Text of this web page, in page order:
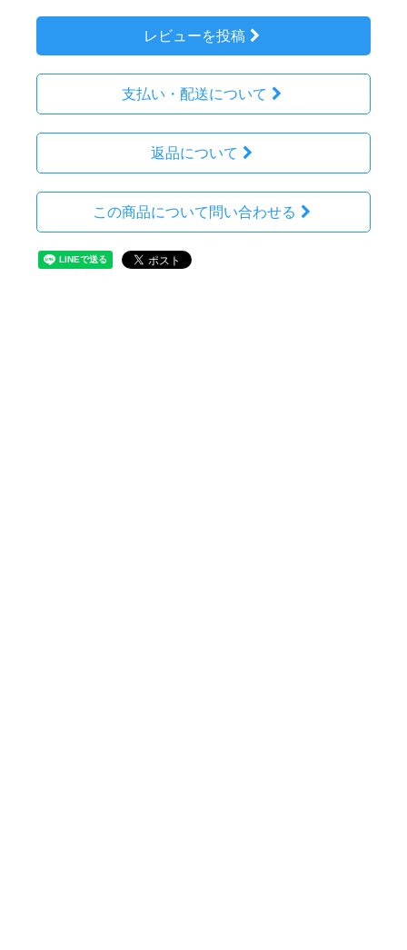
レビューを投稿
支払い・配送について
返品について
この商品について問い合わせる